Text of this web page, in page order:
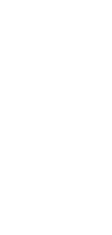
とを心がけていま
けています。
て継続的に学んで